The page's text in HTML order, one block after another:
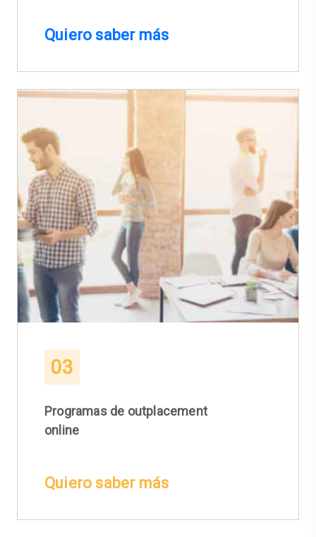
Quiero saber más
03
Programas de outplacement
online
Quiero saber más